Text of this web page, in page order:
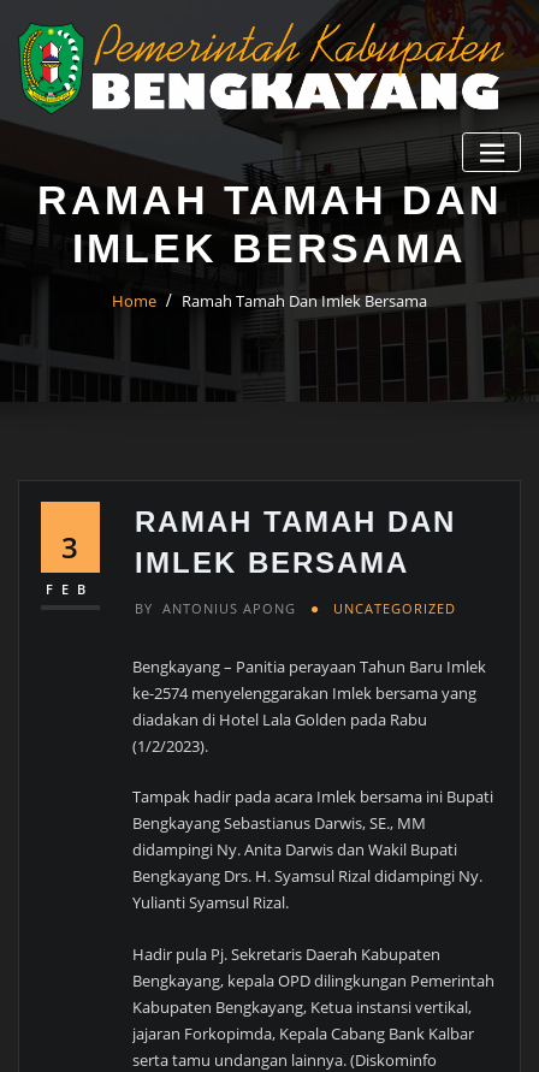
RAMAH TAMAH DAN
IMLEK BERSAMA
Home Ramah Tamah Dan Imlek Bersama
3
FEB
RAMAH TAMAH DAN
IMLEK BERSAMA
BY ANTONIUS APONG UNCATEGORIZED
Bengkayang – Panitia perayaan Tahun Baru Imlek
ke-2574 menyelenggarakan Imlek bersama yang
diadakan di Hotel Lala Golden pada Rabu
(1/2/2023).
Tampak hadir pada acara Imlek bersama ini Bupati
Bengkayang Sebastianus Darwis, SE., MM
didampingi Ny. Anita Darwis dan Wakil Bupati
Bengkayang Drs. H. Syamsul Rizal didampingi Ny.
Yulianti Syamsul Rizal.
Hadir pula Pj. Sekretaris Daerah Kabupaten
Bengkayang, kepala OPD dilingkungan Pemerintah
Kabupaten Bengkayang, Ketua instansi vertikal,
jajaran Forkopimda, Kepala Cabang Bank Kalbar
serta tamu undangan lainnya. (Diskominfo